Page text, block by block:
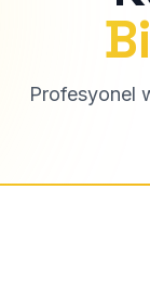
Profesyonel